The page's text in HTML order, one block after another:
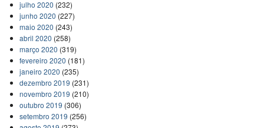
julho 2020 (232)
junho 2020 (227)
maio 2020 (243)
abril 2020 (258)
março 2020 (319)
fevereiro 2020 (181)
janeiro 2020 (235)
dezembro 2019 (231)
novembro 2019 (210)
outubro 2019 (306)
setembro 2019 (256)